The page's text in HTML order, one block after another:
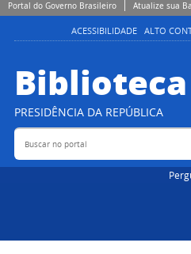
Portal do Governo Brasileiro Atualize sua
ACESSIBILIDADE ALTO
Biblioteca
PRESIDÊNCIA DA REPÚBLICA
Buscar no portal